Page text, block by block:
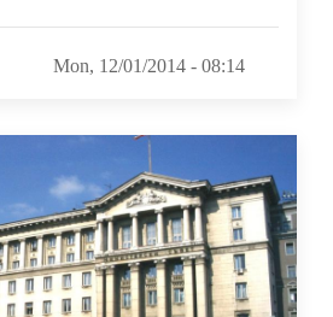
Mon, 12/01/2014 - 08:14